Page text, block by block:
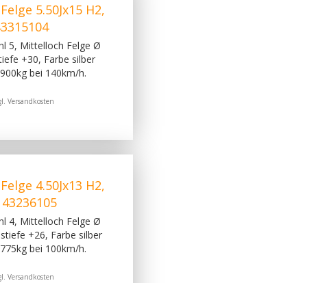
5.50Jx15 H2,
5, Mittelloch Felge Ø
+30, Farbe silber
bei 140km/h.
Versandkosten
4.50Jx13 H2,
4, Mittelloch Felge Ø
+26, Farbe silber
bei 100km/h.
Versandkosten